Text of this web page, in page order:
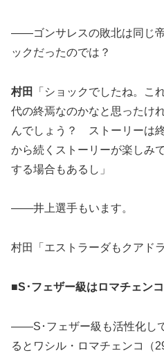
――ゴンサレスの敗北は同じ
ックだったのでは？
村田
「ショックでしたね。こ
代の終焉なのかなと思ったけ
んでしょう？ ストーリーは
から続くストーリーが楽しみ
する場合もあるし」
――井上選手もいます。
村田「エストラーダもクアド
■S･フェザー級はロマチェン
――S･フェザー級も活性化し
るとワシル・ロマチェンコ（